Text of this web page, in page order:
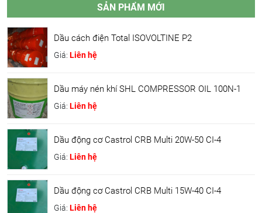
SẢN PHẨM MỚI
Dầu cách điện Total ISOVOLTINE P2
Giá: Liên hệ
Dầu máy nén khí SHL COMPRESSOR OIL 100N-1
Giá: Liên hệ
Dầu động cơ Castrol CRB Multi 20W-50 CI-4
Giá: Liên hệ
Dầu động cơ Castrol CRB Multi 15W-40 CI-4
Giá: Liên hệ